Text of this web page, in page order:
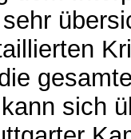
sich